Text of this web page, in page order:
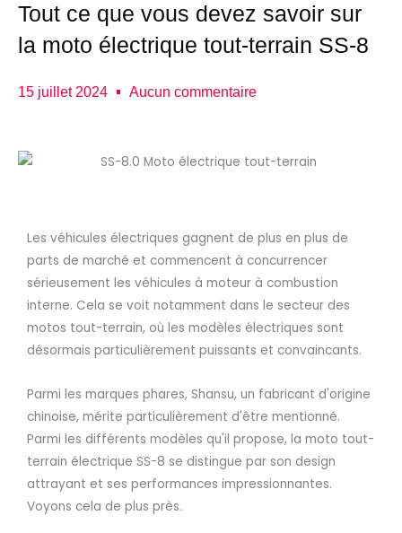
Tout ce que vous devez savoir sur
la moto électrique tout-terrain SS-8
15 juillet 2024 Aucun commentaire
Les véhicules électriques gagnent de plus en plus de
parts de marché et commencent à concurrencer
sérieusement les véhicules à moteur à combustion
interne. Cela se voit notamment dans le secteur des
motos tout-terrain, où les modèles électriques sont
désormais particulièrement puissants et convaincants.
Parmi les marques phares, Shansu, un fabricant d'origine
chinoise, mérite particulièrement d'être mentionné.
Parmi les différents modèles qu'il propose, la moto tout-
terrain électrique SS-8 se distingue par son design
attrayant et ses performances impressionnantes.
Voyons cela de plus près.